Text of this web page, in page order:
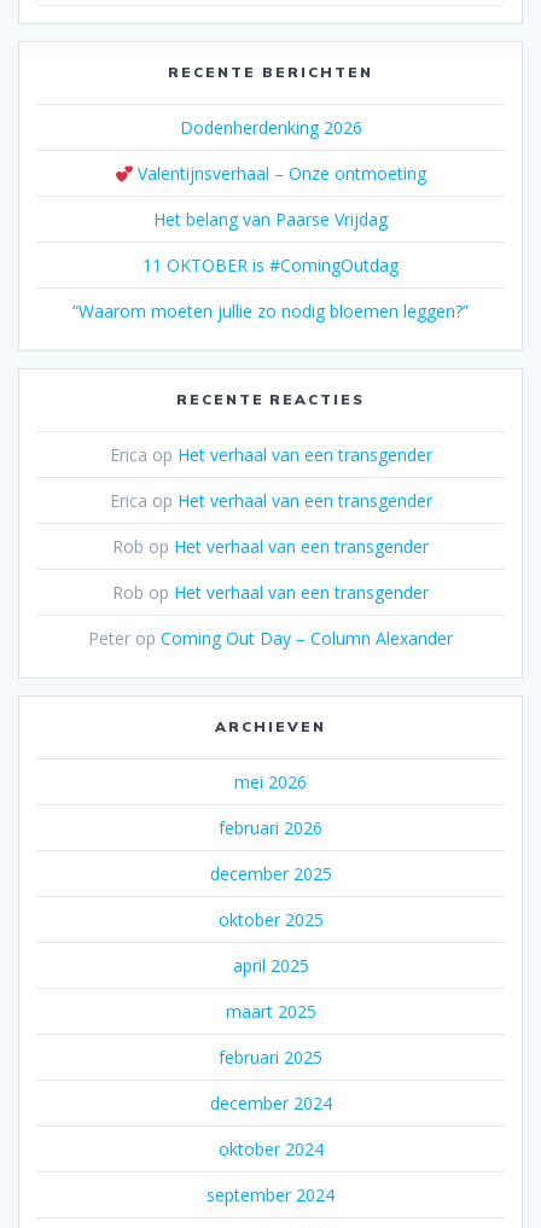
RECENTE BERICHTEN
Dodenherdenking 2026
Valentijnsverhaal – Onze ontmoeting
Het belang van Paarse Vrijdag
11 OKTOBER is #ComingOutdag
“Waarom moeten jullie zo nodig bloemen leggen?”
RECENTE REACTIES
Erica op Het verhaal van een transgender
Erica op Het verhaal van een transgender
Rob op Het verhaal van een transgender
Rob op Het verhaal van een transgender
Peter op Coming Out Day – Column Alexander
ARCHIEVEN
mei 2026
februari 2026
december 2025
oktober 2025
april 2025
maart 2025
februari 2025
december 2024
oktober 2024
september 2024